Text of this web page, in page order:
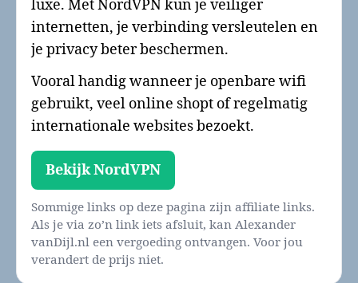
luxe. Met NordVPN kun je veiliger
internetten, je verbinding versleutelen en
je privacy beter beschermen.
Vooral handig wanneer je openbare wifi
gebruikt, veel online shopt of regelmatig
internationale websites bezoekt.
Bekijk NordVPN
Sommige links op deze pagina zijn affiliate links.
Als je via zo’n link iets afsluit, kan Alexander
vanDijl.nl een vergoeding ontvangen. Voor jou
verandert de prijs niet.